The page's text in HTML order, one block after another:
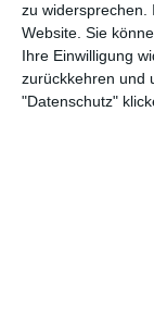
zu widersprechen.
Website. Sie
Ihre Einwilligung
zurückkehren und
"Datenschutz"
Jahr:1979